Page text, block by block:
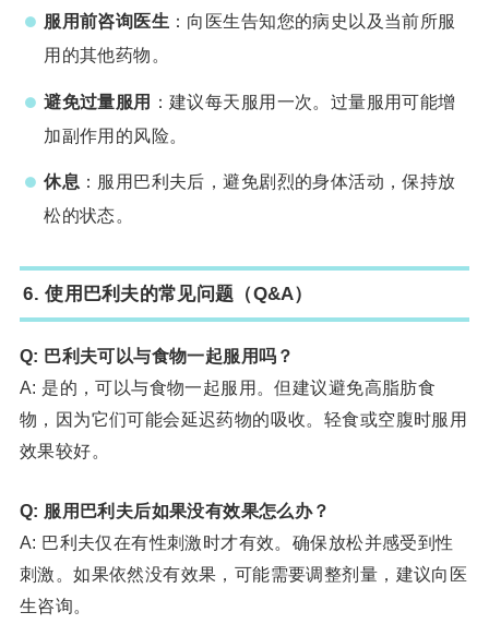
服用前咨询医生 ：向医生告知您的病史以及当前所服
用的其他药物。
避免过量服用
：建议每天服用一次。过量服用可能增
加副作用的风险。
休息 ：服用巴利夫后，避免剧烈的身体活动，保持放
松的状态。
6. 使用巴利夫的常见问题（Q&A）
Q: 巴利夫可以与食物一起服用吗？
A: 是的，可以与食物一起服用。但建议避免高脂肪食
物，因为它们可能会延迟药物的吸收。轻食或空腹时服用
效果较好。
Q: 服用巴利夫后如果没有效果怎么办？
A: 巴利夫仅在有性刺激时才有效。确保放松并感受到性
刺激。如果依然没有效果，可能需要调整剂量，建议向医
生咨询。